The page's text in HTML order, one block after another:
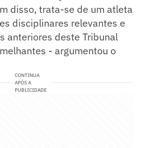
disso, trata-se de um atleta
disciplinares relevantes e
anteriores deste Tribunal
- argumentou o
CONTINUA
APÓS A
PUBLICIDADE